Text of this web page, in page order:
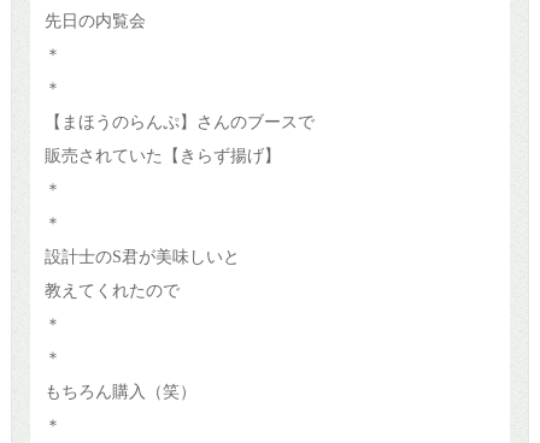
先日の内覧会
＊
＊
【まほうのらんぷ】さんのブースで
販売されていた【きらず揚げ】
＊
＊
設計士のS君が美味しいと
教えてくれたので
＊
＊
もちろん購入（笑）
＊